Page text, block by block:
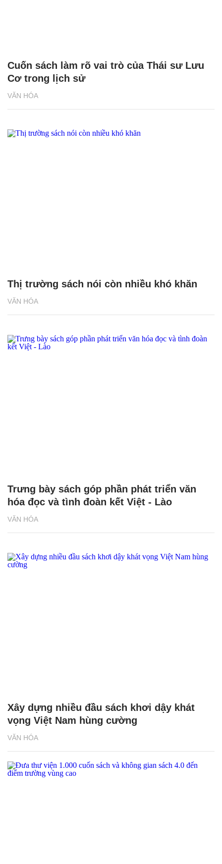
VĂN HÓA
Cuốn sách làm rõ vai trò của Thái sư Lưu
Cơ trong lịch sử
VĂN HÓA
Thị trường sách nói còn nhiều khó khăn
VĂN HÓA
Trưng bày sách góp phần phát triển văn
hóa đọc và tình đoàn kết Việt - Lào
VĂN HÓA
Xây dựng nhiều đầu sách khơi dậy khát
vọng Việt Nam hùng cường